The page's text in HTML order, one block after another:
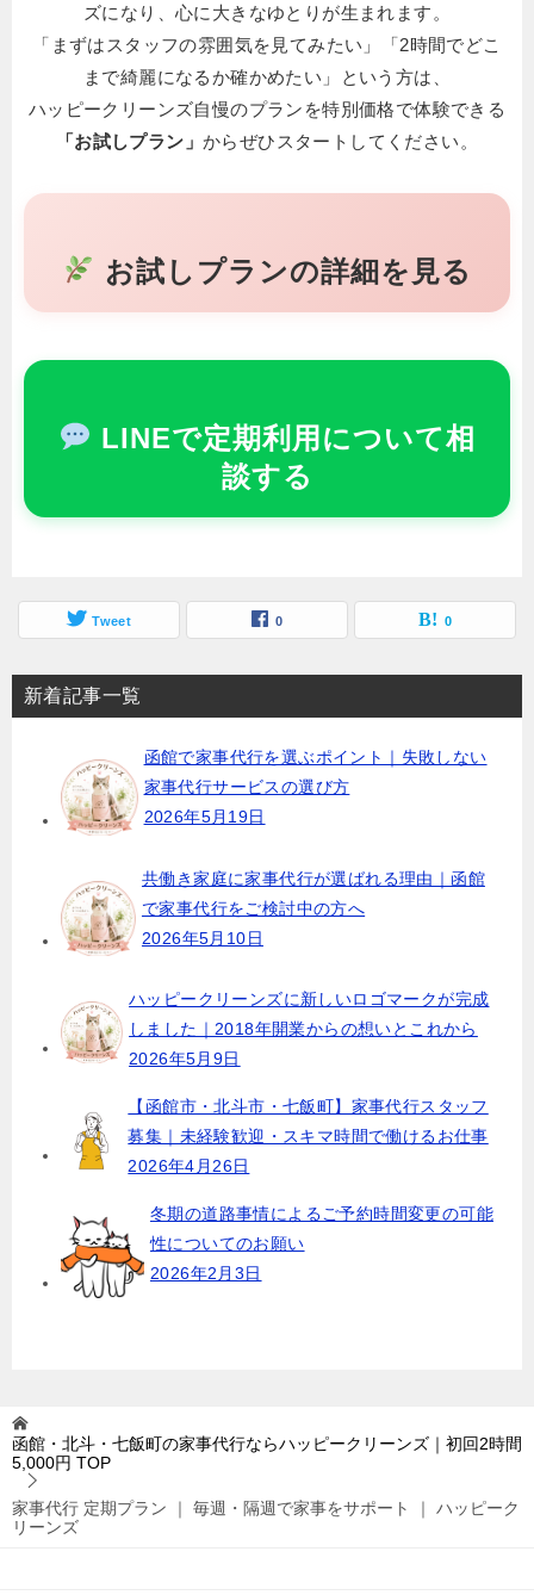
ズになり、心に大きなゆとりが生まれます。
「まずはスタッフの雰囲気を見てみたい」「2時間でどこ
まで綺麗になるか確かめたい」という方は、
ハッピークリーンズ自慢のプランを特別価格で体験できる
「お試しプラン」からぜひスタートしてください。
お試しプランの詳細を見る
LINEで定期利用について相
談する
Tweet 0 0
新着記事一覧
函館で家事代行を選ぶポイント｜失敗しない
家事代行サービスの選び方
2026年5月19日
共働き家庭に家事代行が選ばれる理由｜函館
で家事代行をご検討中の方へ
2026年5月10日
ハッピークリーンズに新しいロゴマークが完成
しました｜2018年開業からの想いとこれから
2026年5月9日
【函館市・北斗市・七飯町】家事代行スタッフ
募集｜未経験歓迎・スキマ時間で働けるお仕事
2026年4月26日
冬期の道路事情によるご予約時間変更の可能
性についてのお願い
2026年2月3日
函館・北斗・七飯町の家事代行ならハッピークリーンズ｜初回2時間
5,000円 TOP
家事代行 定期プラン ｜ 毎週・隔週で家事をサポート ｜ ハッピーク
リーンズ